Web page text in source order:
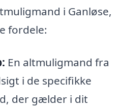
i Ganløse,
fordele:
En altmuligmand fra
i de specifikke
der gælder i dit